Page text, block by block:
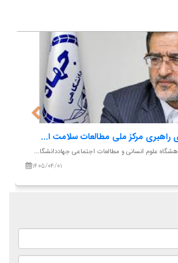
و مطالعات اجتماعی جهاددانشگاه...
علوم انسانی و مطالعات اجتماعی...
۱۴۰۴/۰۸/۱۹